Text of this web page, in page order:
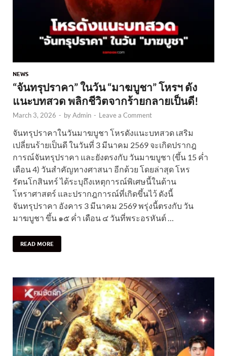
NEWS
“จันทรุปราคา” ในวัน “มาฆบูชา” โหรฯ ดัง
แนะบทสวด พลิกชีวิตจากร้ายกลายเป็นดี!
March 3, 2026 - byAdmin - Leave a Comment
จันทรุปราคาในวันมาฆบูชา โหรดังแนะบทสวด เสริม
เปลี่ยนร้ายเป็นดี ในวันที่ 3 มีนาคม 2569 จะเกิดปรากฎ
การณ์จันทรุปราคา และยังตรงกับ วันมาฆบูชา (ขึ้น 15 ค่ำ
เดือน 4) วันสำคัญทางศาสนา อีกด้วย โดยล่าสุด โหร
รัตนโกสินทร์ ได้ระบุถึงเหตุการณ์พิเศษนี้ในด้าน
โหราศาสตร์ และปรากฎการณ์ที่เกิดขึ้นไว้ ดังนี้
จันทรุปราคา อังคาร 3 มีนาคม 2569 พรุ่งนี้ตรงกับ วัน
มาฆบูชา ขึ้น ๑๕ ค่ำ เดือน ๔ วันที่พระอรหันต์ …
READ MORE